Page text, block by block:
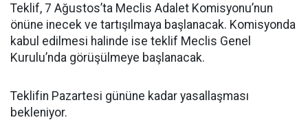
Teklif, 7 Ağustos’ta Meclis Adalet Komisyonu’nun
önüne inecek ve tartışılmaya başlanacak. Komisyonda
kabul edilmesi halinde ise teklif Meclis Genel
Kurulu’nda görüşülmeye başlanacak.
Teklifin Pazartesi gününe kadar yasallaşması
bekleniyor.